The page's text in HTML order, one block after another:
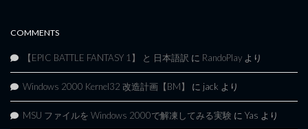
COMMENTS
【EPIC BATTLE FANTASY 1】 と 日本語訳 に RandoPlay より
Windows 2000 Kernel32 改造計画【BM】 に jack より
MSU ファイルを Windows 2000で解凍してみる実験 に Yas より